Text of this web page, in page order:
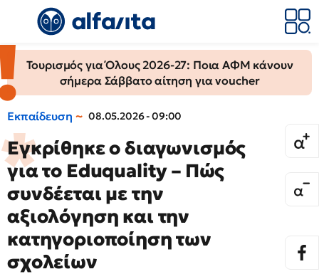
Τουρισμός για Όλους 2026-27: Ποια ΑΦΜ κάνουν
σήμερα Σάββατο αίτηση για voucher
Εκπαίδευση 08.05.2026 - 09:00
Εγκρίθηκε ο διαγωνισμός
για το Eduquality – Πώς
συνδέεται με την
αξιολόγηση και την
κατηγοριοποίηση των
σχολείων